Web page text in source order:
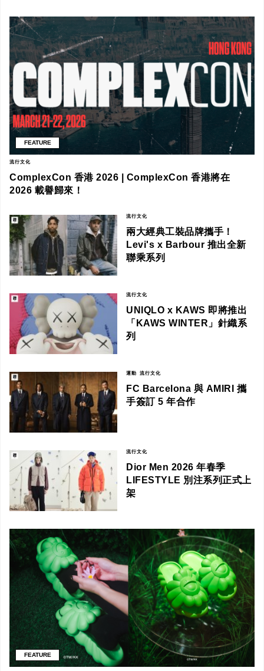
FEATURE
流行文化
ComplexCon 香港 2026 | ComplexCon 香港將在
2026 載譽歸來！
流行文化
兩大經典工裝品牌攜手！
Levi's x Barbour 推出全新
聯乘系列
流行文化
UNIQLO x KAWS 即將推出
「KAWS WINTER」針織系
列
運動 流行文化
FC Barcelona 與 AMIRI 攜
手簽訂 5 年合作
流行文化
Dior Men 2026 年春季
LIFESTYLE 別注系列正式上
架
FEATURE